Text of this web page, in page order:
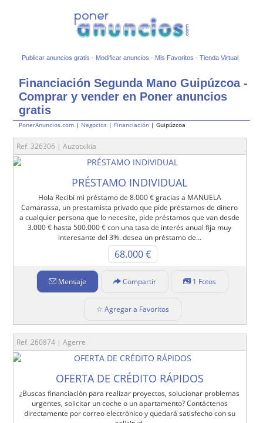
Publicar anuncios gratis - Modificar anuncios - Mis Favoritos -Tienda Virtual
Financiación Segunda Mano Guipúzcoa -
Comprar y vender en Poner anuncios
gratis
PonerAnuncios.com | Negocios | Financiación | Guipúzcoa
Ref. 326306 | Auzotxikia
PRÉSTAMO INDIVIDUAL
Hola Recibí mi préstamo de 8.000 € gracias a MANUELA
Camarassa, un prestamista privado que pide préstamos de dinero
a cualquier persona que lo necesite, pide préstamos que van desde
3.000 € hasta 500.000 € con una tasa de interés anual fija muy
interesante del 3%. desea un préstamo de...
68.000 €
Mensaje Compartir 1 Fotos
☆ Agregar a Favoritos
Ref. 260874 | Agerre
OFERTA DE CRÉDITO RÁPIDOS
¿Buscas financiación para realizar proyectos, solucionar problemas
urgentes, solicitar un coche o un apartamento? Contáctenos
directamente por correo electrónico y quedará satisfecho con su